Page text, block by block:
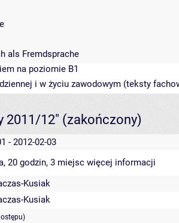
als Fremdsprache
na poziomie B1
i w życiu zawodowym (teksty
2011/12" (zakończony)
- 2012-02-03
20 godzin, 3 miejsc więcej informacji
Kusiak
Kusiak